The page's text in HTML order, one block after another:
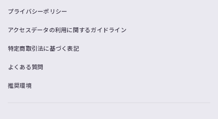
プライバシーポリシー
アクセスデータの利用に関するガイドライン
特定商取引法に基づく表記
よくある質問
推奨環境